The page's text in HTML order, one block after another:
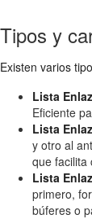
Tipos y
Existen varios
Lista
Eficiente
Lista
y otro al
que facilita
Lista
primero,
búferes o